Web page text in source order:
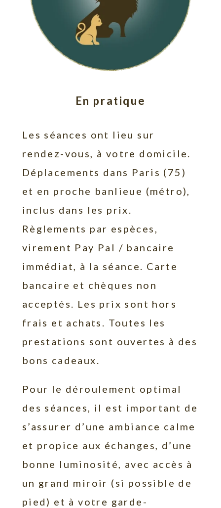
En pratique
Les séances ont lieu sur
rendez-vous, à votre domicile.
Déplacements dans Paris (75)
et en proche banlieue (métro),
inclus dans les prix.
Règlements par espèces,
virement Pay Pal / bancaire
immédiat, à la séance. Carte
bancaire et chèques non
acceptés. Les prix sont hors
frais et achats. Toutes les
prestations sont ouvertes à des
bons cadeaux.
Pour le déroulement optimal
des séances, il est important de
s’assurer d’une ambiance calme
et propice aux échanges, d’une
bonne luminosité, avec accès à
un grand miroir (si possible de
pied) et à votre garde-